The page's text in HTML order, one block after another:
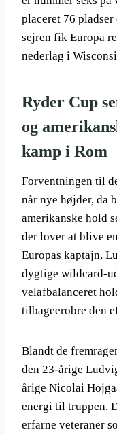
placeret 76
sejren fik Europa
nederlag i
Ryder Cup
og
kamp i Rom
Forventningen til
når nye højder, da
amerikanske hold
der lover at blive
Europas kaptajn,
dygtige wildcard-
velafbalanceret
tilbageerobre den
Blandt de
den 23-årige
årige Nicolai
energi til truppen.
erfarne veteraner